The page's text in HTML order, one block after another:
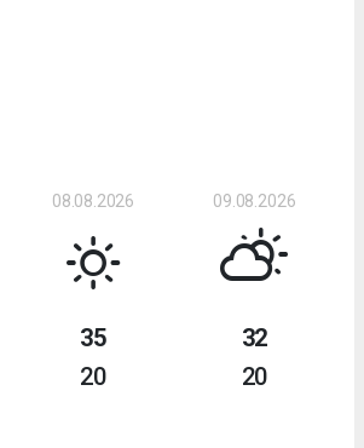
08.08.2026
35
20
09.08.2026
32
20